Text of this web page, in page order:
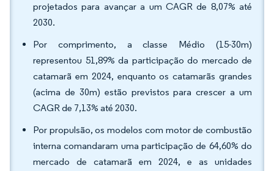
projetados para avançar a um CAGR de 8,07% até
2030.
Por comprimento, a classe Médio (15-30m)
representou 51,89% da participação do mercado de
catamarã em 2024, enquanto os catamarãs grandes
(acima de 30m) estão previstos para crescer a um
CAGR de 7,13% até 2030.
Por propulsão, os modelos com motor de combustão
interna comandaram uma participação de 64,60% do
mercado de catamarã em 2024, e as unidades